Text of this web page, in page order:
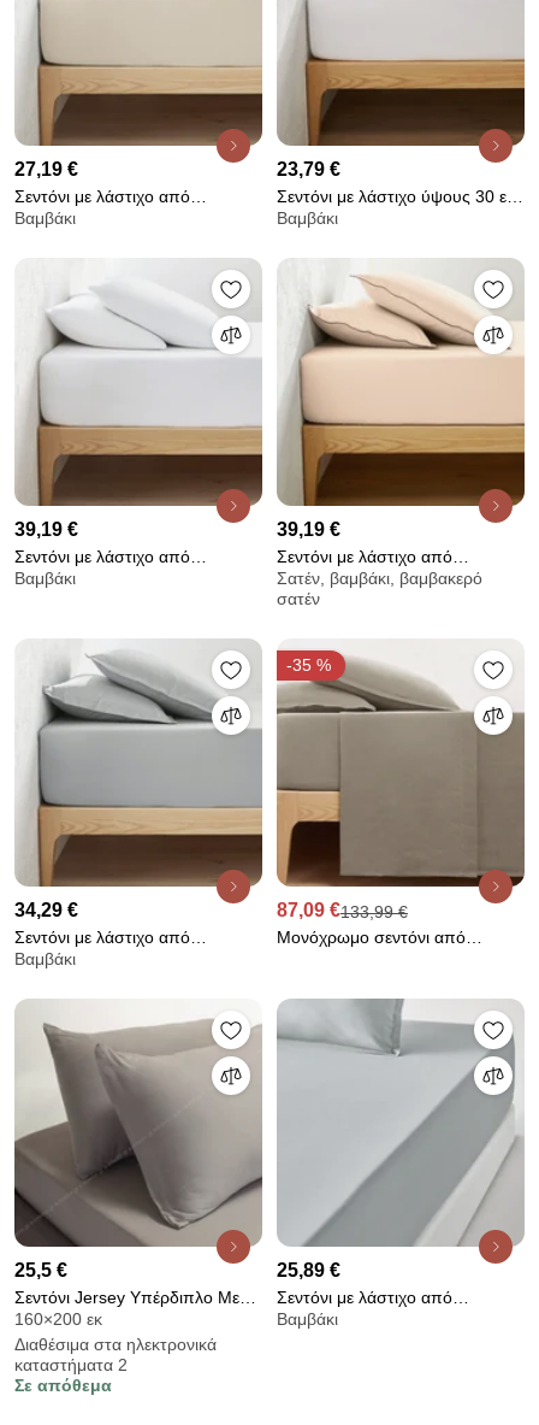
27,19 €
Σεντόνι με λάστιχο από
βαμβακερό περκάλι με γύρισμα
Βαμβάκι
23,79 €
Σεντόνι με λάστιχο ύψους 30 εκ.
από βαμβακερή φανέλα, Clara
Βαμβάκι
39,19 €
Σεντόνι με λάστιχο από
βαμβακερή γάζα με γύρισμα 30
Βαμβάκι
39,19 €
Σεντόνι με λάστιχο από
προπλυμένο βαμβακερό σατέν,
300 κλωστές, Victor
Σατέν, βαμβάκι, βαμβακερό
σατέν
34,29 €
Σεντόνι με λάστιχο από
βαμβακερό περκάλι με γύρισμα
Βαμβάκι
-35 %
87,09 €133,99 €
Μονόχρωμο σεντόνι από
25,5 €
Σεντόνι Jersey Υπέρδιπλο Με
Λάστιχο Για Στρώμα
160X200+35 Με Μαξιλαροθήκες
Light Grey A20004895A
160×200 εκ
Διαθέσιμα στα ηλεκτρονικά
καταστήματα 2
Σε απόθεμα
25,89 €
Σεντόνι με λάστιχο από
βαμβακερό περκάλι με γύρισμα
Βαμβάκι